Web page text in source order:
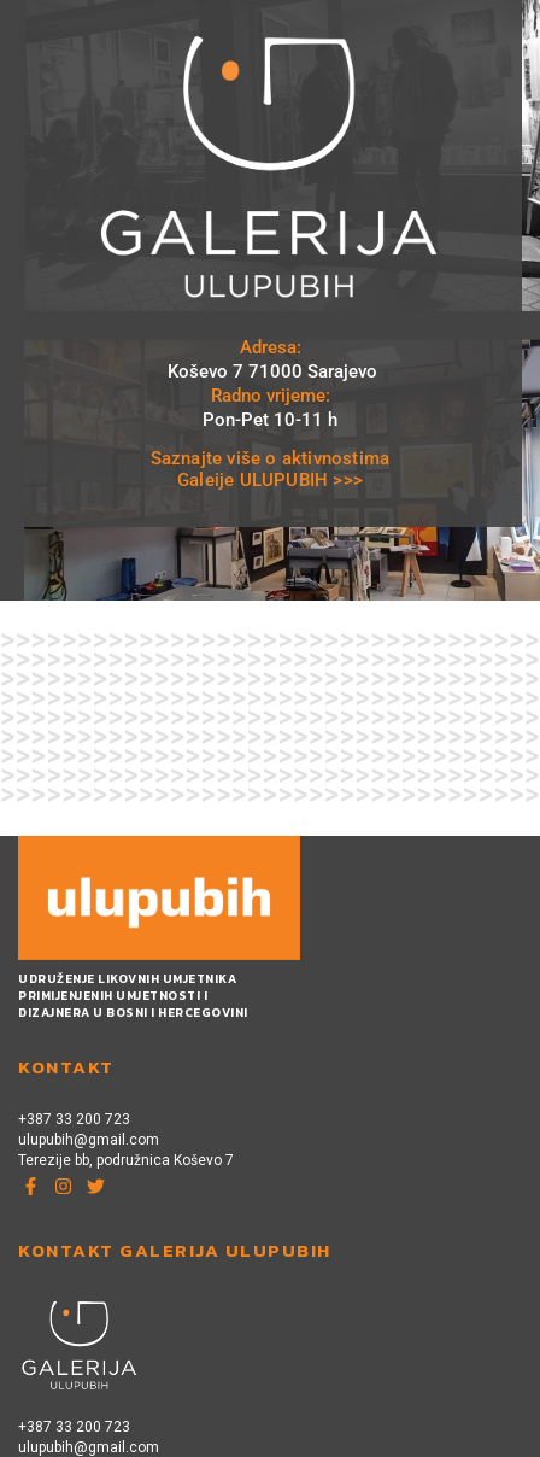
Adresa:
Koševo 7 71000 Sarajevo
Radno vrijeme:
Pon-Pet 10-11 h
Saznajte više o aktivnostima
Galeije ULUPUBIH >>>
UDRUŽENJE LIKOVNIH UMJETNIKA
PRIMIJENJENIH UMJETNOSTI I
DIZAJNERA U BOSNI I HERCEGOVINI
KONTAKT
+387 33 200 723
ulupubih@gmail.com
Terezije bb, podružnica Koševo 7
KONTAKT GALERIJA ULUPUBIH
+387 33 200 723
ulupubih@gmail.com